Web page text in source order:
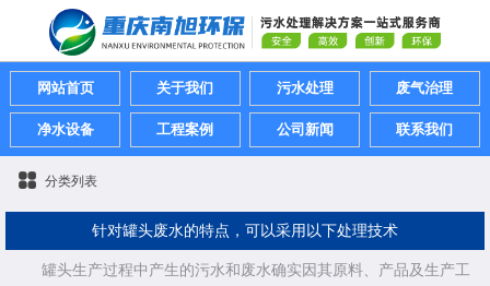
网站首页 关于我们 污水处理 废气治理
净水设备 工程案例 公司新闻 联系我们
分类列表
针对罐头废水的特点，可以采用以下处理技术
罐头生产过程中产生的污水和废水确实因其原料、产品及生产工